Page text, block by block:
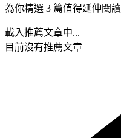
為你精選 3 篇值得延伸閱
載入推薦文章中...
目前沒有推薦文章